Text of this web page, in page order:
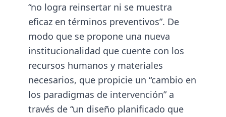
“no logra reinsertar ni se muestra
eficaz en términos preventivos”. De
modo que se propone una nueva
institucionalidad que cuente con los
recursos humanos y materiales
necesarios, que propicie un “cambio en
los paradigmas de intervención” a
través de “un diseño planificado que